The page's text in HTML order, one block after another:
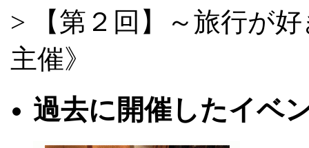
> 【第２回】～旅行が
主催》
過去に開催したイベ